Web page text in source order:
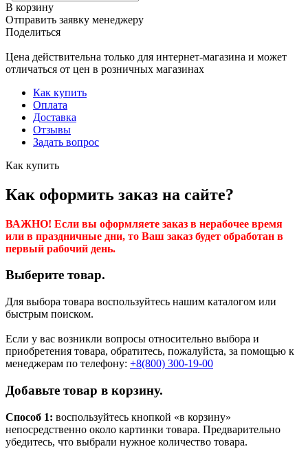
В корзину
Отправить заявку менеджеру
Поделиться
Цена действительна только для интернет-магазина и может
отличаться от цен в розничных магазинах
Как купить
Оплата
Доставка
Отзывы
Задать вопрос
Как купить
Как оформить заказ на сайте?
ВАЖНО! Если вы оформляете заказ в нерабочее время
или в праздничные дни, то Ваш заказ будет обработан в
первый рабочий день.
Выберите товар.
Для выбора товара воспользуйтесь нашим каталогом или
быстрым поиском.
Если у вас возникли вопросы относительно выбора и
приобретения товара, обратитесь, пожалуйста, за помощью к
менеджерам по телефону: +8(800) 300-19-00
Добавьте товар в корзину.
Способ 1: воспользуйтесь кнопкой «в корзину»
непосредственно около картинки товара. Предварительно
убедитесь, что выбрали нужное количество товара.